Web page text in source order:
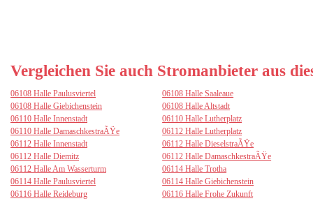
Vergleichen Sie auch Stromanbieter aus
06108 Halle Paulusviertel
06108 Halle Saaleaue
06108 Halle Giebichenstein
06108 Halle Altstadt
06110 Halle Innenstadt
06110 Halle Lutherplatz
06110 Halle DamaschkestraÃŸe
06112 Halle Lutherplatz
06112 Halle Innenstadt
06112 Halle DieselstraÃŸe
06112 Halle Diemitz
06112 Halle DamaschkestraÃŸe
06112 Halle Am Wasserturm
06114 Halle Trotha
06114 Halle Paulusviertel
06114 Halle Giebichenstein
06116 Halle Reideburg
06116 Halle Frohe Zukunft